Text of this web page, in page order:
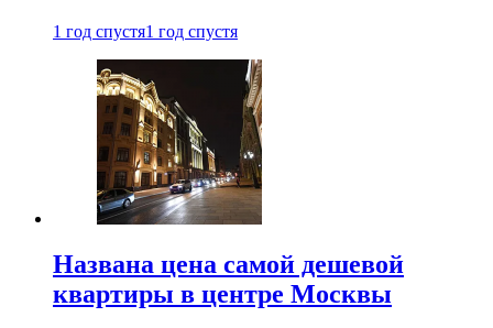
1 год спустя1 год спустя
Названа цена самой дешевой
квартиры в центре Москвы